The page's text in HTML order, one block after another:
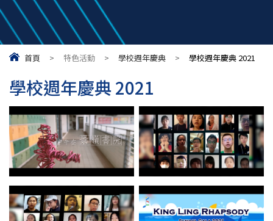
首頁 > 特色活動 > 學校週年慶典 > 學校週年慶典 2021
學校週年慶典 2021